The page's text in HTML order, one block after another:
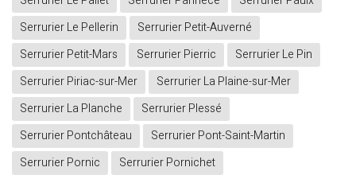
Serrurier Le Pellerin
Serrurier Petit-Auverné
Serrurier Petit-Mars
Serrurier Pierric
Serrurier Le Pin
Serrurier Piriac-sur-Mer
Serrurier La Plaine-sur-Mer
Serrurier La Planche
Serrurier Plessé
Serrurier Pontchâteau
Serrurier Pont-Saint-Martin
Serrurier Pornic
Serrurier Pornichet